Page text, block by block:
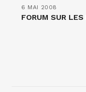
6 MAI 2008
FORUM SUR